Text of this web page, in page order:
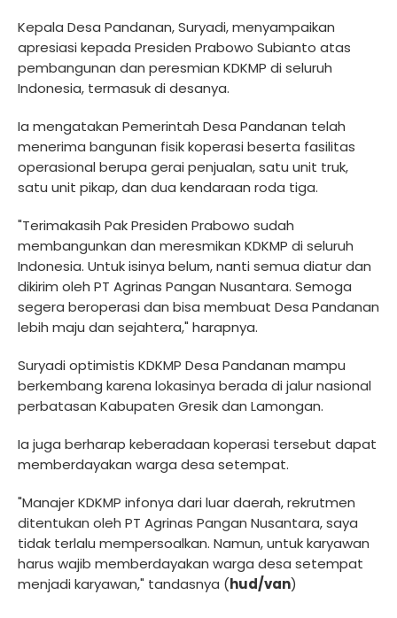
Kepala Desa Pandanan, Suryadi, menyampaikan
apresiasi kepada Presiden Prabowo Subianto atas
pembangunan dan peresmian KDKMP di seluruh
Indonesia, termasuk di desanya.
Ia mengatakan Pemerintah Desa Pandanan telah
menerima bangunan fisik koperasi beserta fasilitas
operasional berupa gerai penjualan, satu unit truk,
satu unit pikap, dan dua kendaraan roda tiga.
"Terimakasih Pak Presiden Prabowo sudah
membangunkan dan meresmikan KDKMP di seluruh
Indonesia. Untuk isinya belum, nanti semua diatur dan
dikirim oleh PT Agrinas Pangan Nusantara. Semoga
segera beroperasi dan bisa membuat Desa Pandanan
lebih maju dan sejahtera," harapnya.
Suryadi optimistis KDKMP Desa Pandanan mampu
berkembang karena lokasinya berada di jalur nasional
perbatasan Kabupaten Gresik dan Lamongan.
Ia juga berharap keberadaan koperasi tersebut dapat
memberdayakan warga desa setempat.
"Manajer KDKMP infonya dari luar daerah, rekrutmen
ditentukan oleh PT Agrinas Pangan Nusantara, saya
tidak terlalu mempersoalkan. Namun, untuk karyawan
harus wajib memberdayakan warga desa setempat
menjadi karyawan," tandasnya (hud/van)